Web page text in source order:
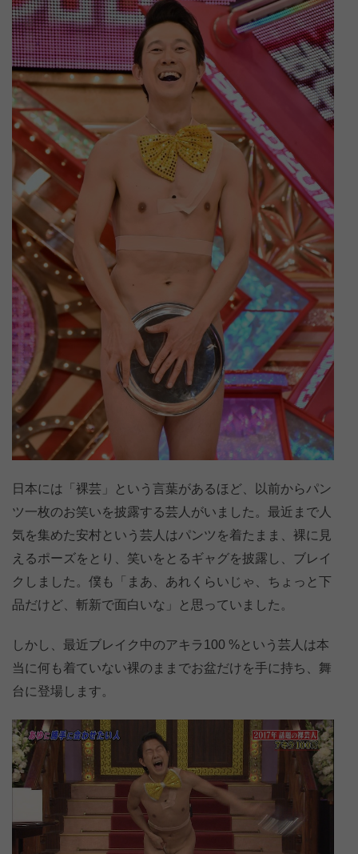
日本には「裸芸」という言葉があるほど、以前からパン
ツ一枚のお笑いを披露する芸人がいました。最近まで人
気を集めた安村という芸人はパンツを着たまま、裸に見
えるポーズをとり、笑いをとるギャグを披露し、ブレイ
クしました。僕も「まあ、あれくらいじゃ、ちょっと下
品だけど、斬新で面白いな」と思っていました。
しかし、最近ブレイク中のアキラ100 %という芸人は本
当に何も着ていない裸のままでお盆だけを手に持ち、舞
台に登場します。